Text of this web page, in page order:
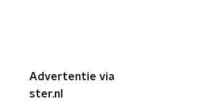
Advertentie via
ster.nl